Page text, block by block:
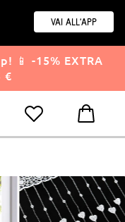
Vai all'app
📱 -15% EXTRA
€